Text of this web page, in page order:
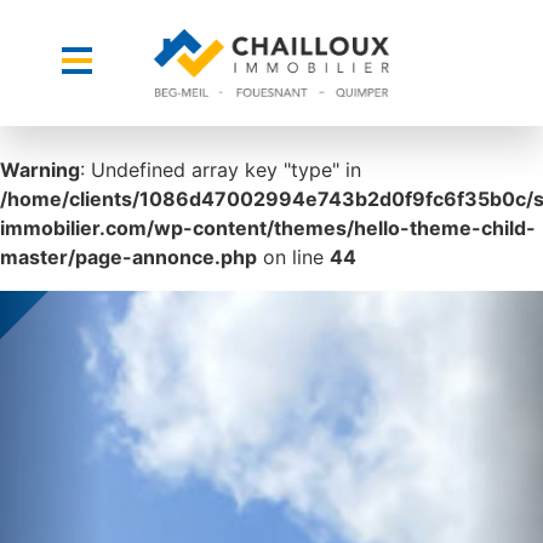
Warning: Undefined array key "type" in
/home/clients/1086d47002994e743b2d0f9fc6f35b0c/
immobilier.com/wp-content/themes/hello-theme-child-
master/page-annonce.php on line 44